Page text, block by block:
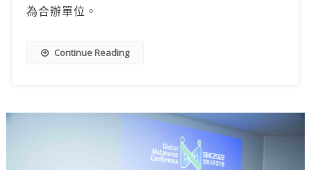
為合辦單位。
Continue Reading